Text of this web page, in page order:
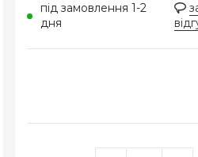
під замовлення 1-2
дня